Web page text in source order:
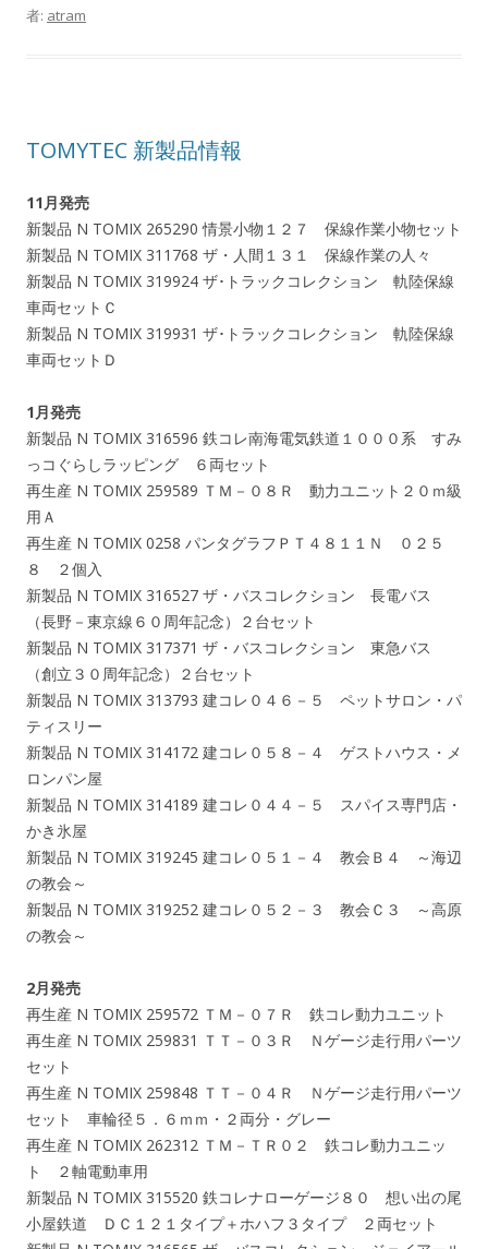
者: atram
TOMYTEC 新製品情報
11月発売
新製品 N TOMIX 265290 情景小物１２７ 保線作業小物セット
新製品 N TOMIX 311768 ザ・人間１３１ 保線作業の人々
新製品 N TOMIX 319924 ザ･トラックコレクション 軌陸保線
車両セットＣ
新製品 N TOMIX 319931 ザ･トラックコレクション 軌陸保線
車両セットＤ
1月発売
新製品 N TOMIX 316596 鉄コレ南海電気鉄道１０００系 すみ
っコぐらしラッピング ６両セット
再生産 N TOMIX 259589 ＴＭ－０８Ｒ 動力ユニット２０ｍ級
用Ａ
再生産 N TOMIX 0258 パンタグラフＰＴ４８１１Ｎ ０２５
８ ２個入
新製品 N TOMIX 316527 ザ・バスコレクション 長電バス
（長野－東京線６０周年記念）２台セット
新製品 N TOMIX 317371 ザ・バスコレクション 東急バス
（創立３０周年記念）２台セット
新製品 N TOMIX 313793 建コレ０４６－５ ペットサロン・パ
ティスリー
新製品 N TOMIX 314172 建コレ０５８－４ ゲストハウス・メ
ロンパン屋
新製品 N TOMIX 314189 建コレ０４４－５ スパイス専門店・
かき氷屋
新製品 N TOMIX 319245 建コレ０５１－４ 教会Ｂ４ ～海辺
の教会～
新製品 N TOMIX 319252 建コレ０５２－３ 教会Ｃ３ ～高原
の教会～
2月発売
再生産 N TOMIX 259572 ＴＭ－０７Ｒ 鉄コレ動力ユニット
再生産 N TOMIX 259831 ＴＴ－０３Ｒ Ｎゲージ走行用パーツ
セット
再生産 N TOMIX 259848 ＴＴ－０４Ｒ Ｎゲージ走行用パーツ
セット 車輪径５．６ｍｍ・２両分・グレー
再生産 N TOMIX 262312 ＴＭ－ＴＲ０２ 鉄コレ動力ユニッ
ト ２軸電動車用
新製品 N TOMIX 315520 鉄コレナローゲージ８０ 想い出の尾
小屋鉄道 ＤＣ１２１タイプ＋ホハフ３タイプ ２両セット